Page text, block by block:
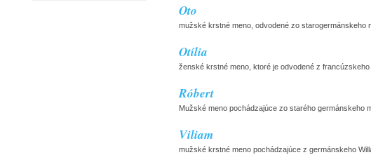
Oto
mužské krstné meno, odvodené zo starogermánskeho
Otília
ženské krstné meno, ktoré je odvodené z francúzskeho
Róbert
Mužské meno pochádzajúce zo starého germánskeho
Viliam
mužské krstné meno pochádzajúce z germánskeho